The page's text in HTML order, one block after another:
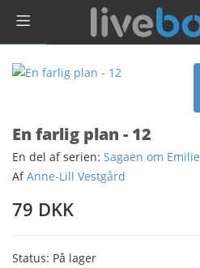
En farlig plan - 12
En del af serien: Sagaen om Emilie
AfAnne-Lill Vestgård
79 DKK
Status: På lager